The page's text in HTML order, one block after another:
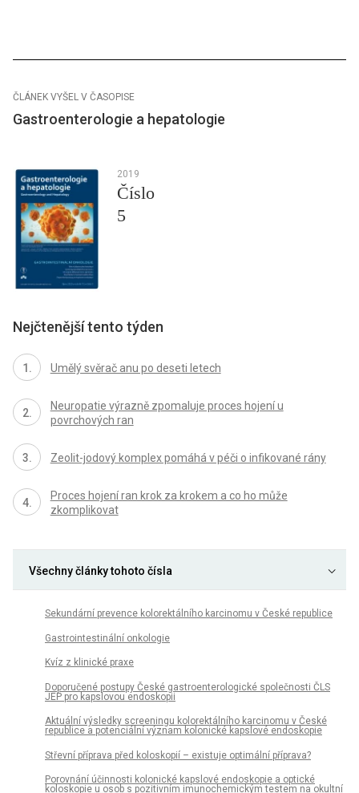
ČLÁNEK VYŠEL V ČASOPISE
Gastroenterologie a hepatologie
2019
Číslo
5
Nejčtenější tento týden
Umělý svěrač anu po deseti letech
Neuropatie výrazně zpomaluje proces hojení u
povrchových ran
Zeolit-jodový komplex pomáhá v péči o infikované rány
Proces hojení ran krok za krokem a co ho může
zkomplikovat
Všechny články tohoto čísla
Sekundární prevence kolorektálního karcinomu v České republice
Gastrointestinální onkologie
Kvíz z klinické praxe
Doporučené postupy České gastroenterologické společnosti ČLS
JEP pro kapslovou endoskopii
Aktuální výsledky screeningu kolorektálního karcinomu v České
republice a potenciální význam kolonické kapslové endoskopie
Střevní příprava před koloskopií – existuje optimální příprava?
Porovnání účinnosti kolonické kapslové endoskopie a optické
koloskopie u osob s pozitivním imunochemickým testem na okultní